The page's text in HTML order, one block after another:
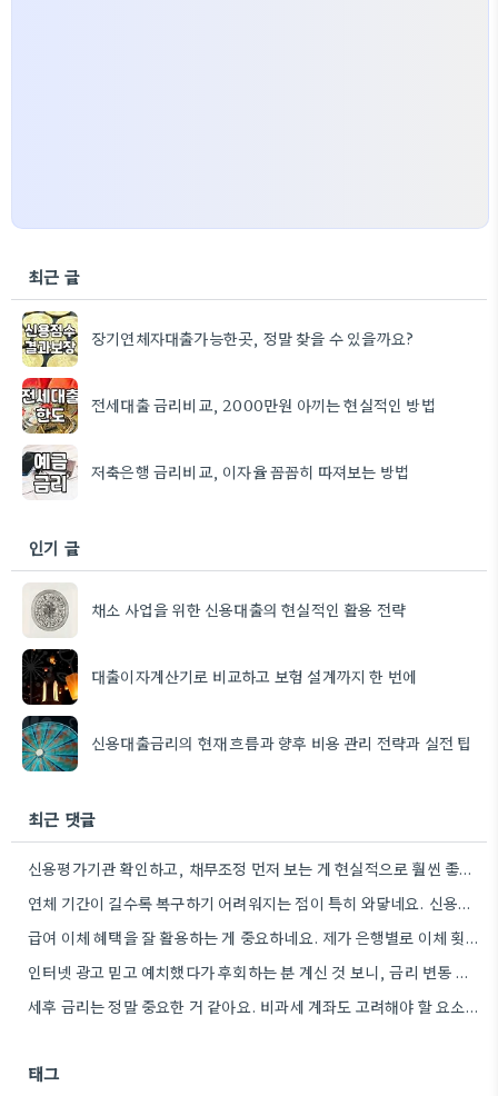
최근 글
장기연체자대출가능한곳, 정말 찾을 수 있을까요?
전세대출 금리비교, 2000만원 아끼는 현실적인 방법
저축은행 금리비교, 이자율 꼼꼼히 따져보는 방법
인기 글
채소 사업을 위한 신용대출의 현실적인 활용 전략
대출이자계산기로 비교하고 보험 설계까지 한 번에
신용대출금리의 현재 흐름과 향후 비용 관리 전략과 실전 팁
최근 댓글
신용평가기관 확인하고, 채무조정 먼저 보는 게 현실적으로 훨씬 좋겠네요.
연체 기간이 길수록 복구하기 어려워지는 점이 특히 와닿네요. 신용회복위원회 상담받아보는 것도 좋은 방법일 것 같아요.
급여 이체 혜택을 잘 활용하는 게 중요하네요. 제가 은행별로 이체 횟수를 비교해보고는 했는데, 차이가 꽤…
인터넷 광고 믿고 예치했다가 후회하는 분 계신 것 보니, 금리 변동 진짜 빠르게 돌아간다는 걸…
세후 금리는 정말 중요한 거 같아요. 비과세 계좌도 고려해야 할 요소인데, 실제 수령액 계산을 해보니…
태그